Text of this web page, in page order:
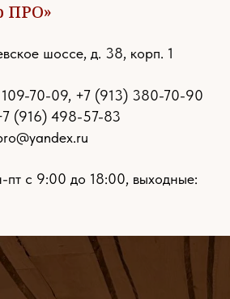
ПРО»
шоссе, д. 38, корп. 1
70-09, +7 (913) 380-70-90
(916) 498-57-83
пт с 9:00 до 18:00, выходные: